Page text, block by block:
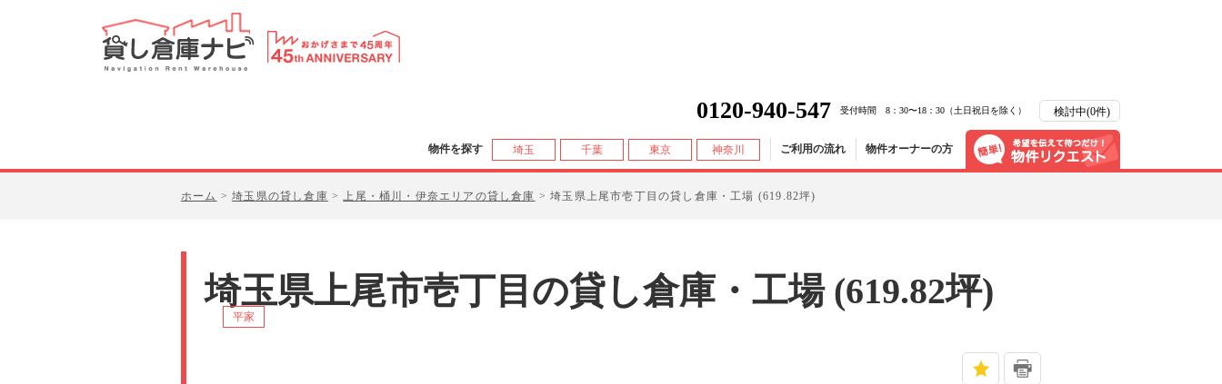
0120-940-547 受付時間 8：30〜18：30（土日祝日を除く） 検討中(0件)
物件を探す 埼玉 千葉 東京 神奈川 ご利用の流れ 物件オーナーの方
ホーム >埼玉県の貸し倉庫 >上尾・桶川・伊奈エリアの貸し倉庫 >埼玉県上尾市壱丁目の貸し倉庫・工場 (619.82坪)
埼玉県上尾市壱丁目 の貸し倉庫・工場 (619.82坪)
平家